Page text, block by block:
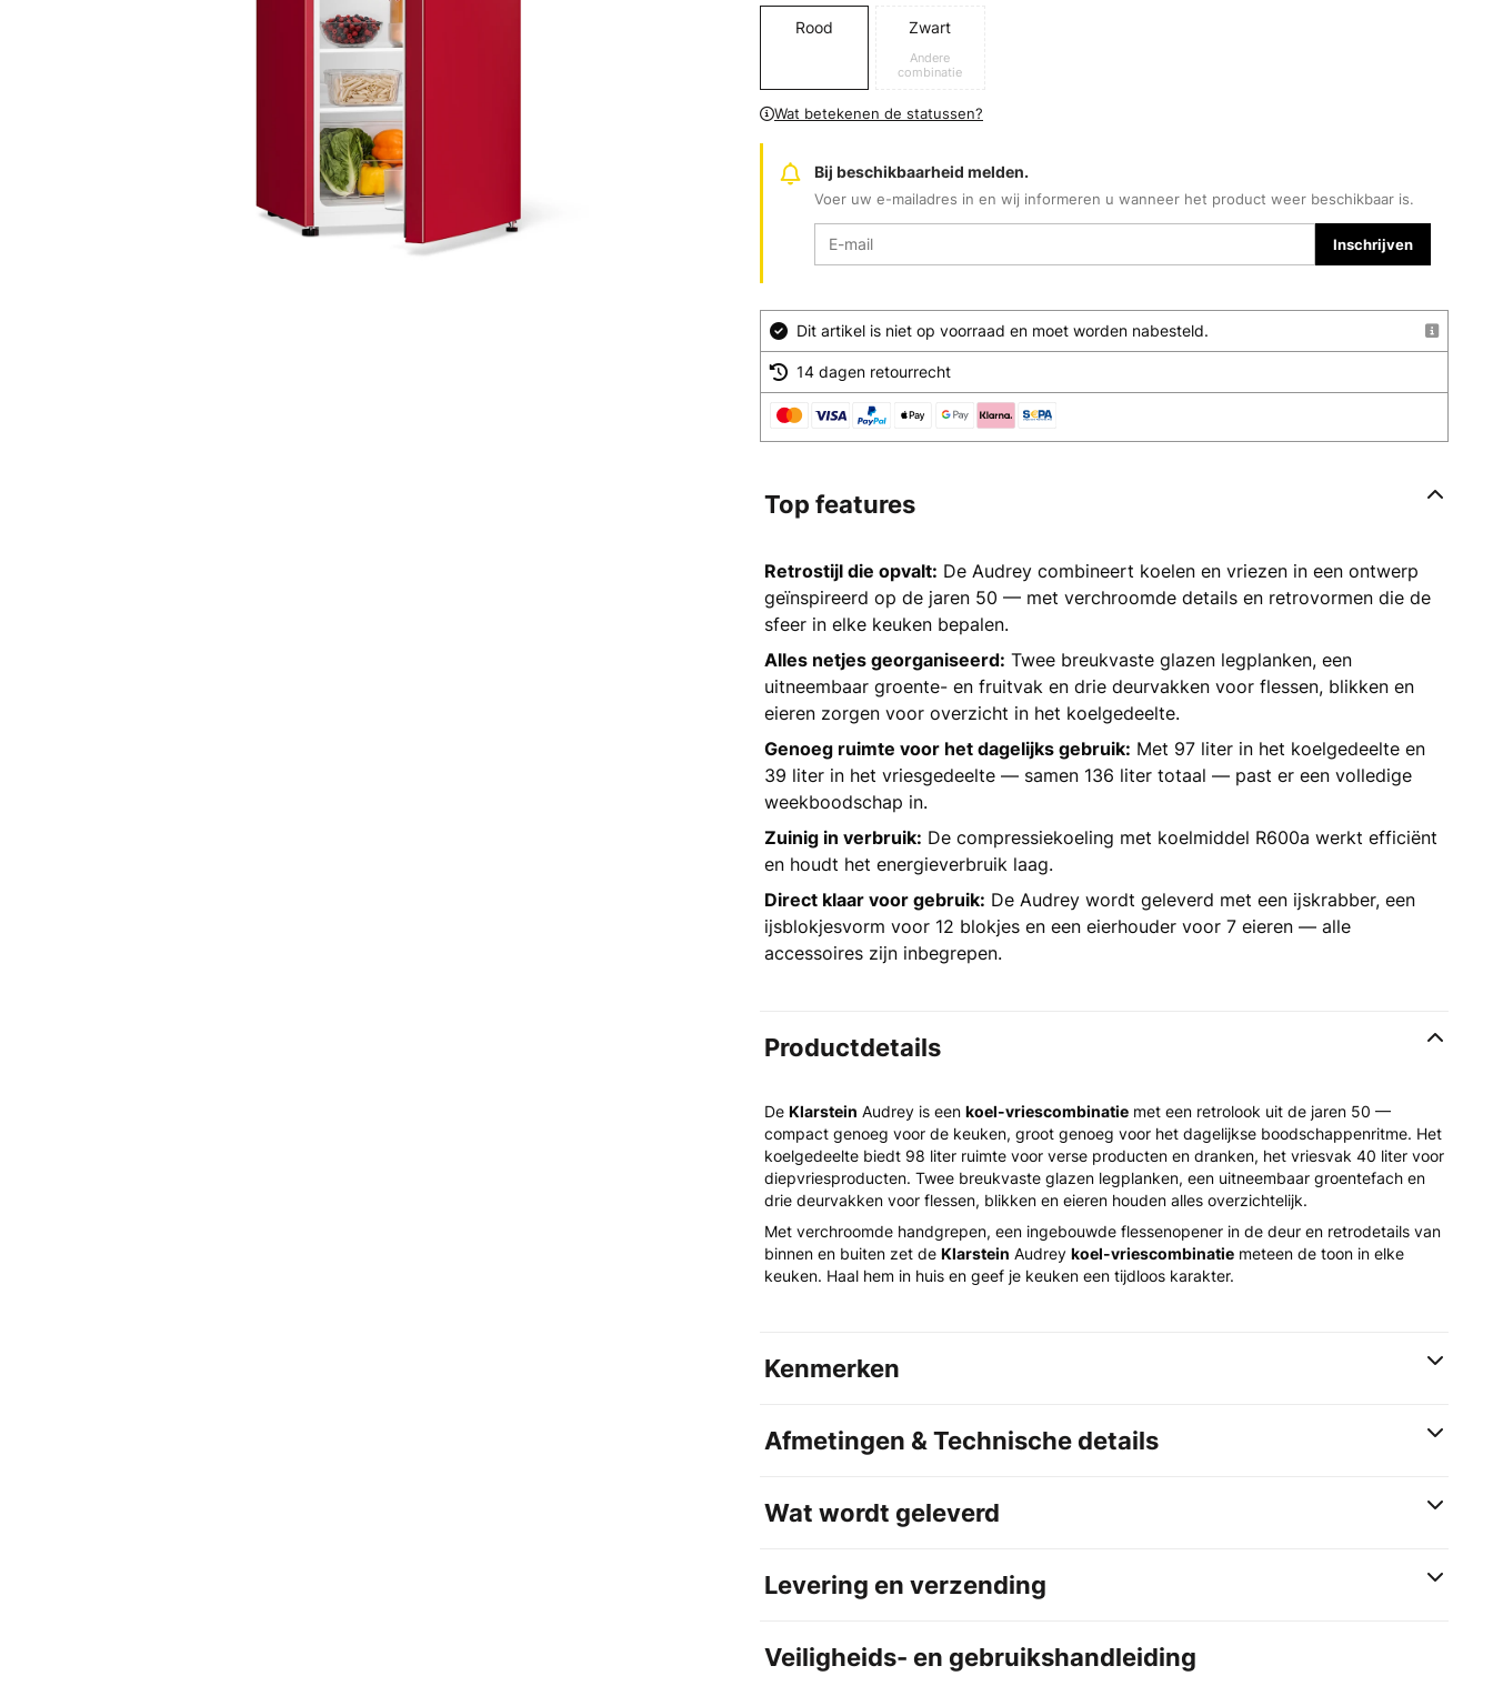
Rood Zwart
Andere
combinatie
Wat betekenen de statussen?
Bij beschikbaarheid melden.
Voer uw e-mailadres in en wij informeren u wanneer het product weer beschikbaar is.
Inschrijven
Dit artikel is niet op voorraad en moet worden nabesteld.
14 dagen retourrecht
Top features
Retrostijl die opvalt: De Audrey combineert koelen en vriezen in een ontwerp
geïnspireerd op de jaren 50 — met verchroomde details en retrovormen die de
sfeer in elke keuken bepalen.
Alles netjes georganiseerd: Twee breukvaste glazen legplanken, een
uitneembaar groente- en fruitvak en drie deurvakken voor flessen, blikken en
eieren zorgen voor overzicht in het koelgedeelte.
Genoeg ruimte voor het dagelijks gebruik: Met 97 liter in het koelgedeelte en
39 liter in het vriesgedeelte — samen 136 liter totaal — past er een volledige
weekboodschap in.
Zuinig in verbruik: De compressiekoeling met koelmiddel R600a werkt efficiënt
en houdt het energieverbruik laag.
Direct klaar voor gebruik: De Audrey wordt geleverd met een ijskrabber, een
ijsblokjesvorm voor 12 blokjes en een eierhouder voor 7 eieren — alle
accessoires zijn inbegrepen.
Productdetails
De Klarstein Audrey is een koel-vriescombinatie met een retrolook uit de jaren 50 —
compact genoeg voor de keuken, groot genoeg voor het dagelijkse boodschappenritme. Het
koelgedeelte biedt 98 liter ruimte voor verse producten en dranken, het vriesvak 40 liter voor
diepvriesproducten. Twee breukvaste glazen legplanken, een uitneembaar groentefach en
drie deurvakken voor flessen, blikken en eieren houden alles overzichtelijk.
Met verchroomde handgrepen, een ingebouwde flessenopener in de deur en retrodetails van
binnen en buiten zet de Klarstein Audrey koel-vriescombinatie meteen de toon in elke
keuken. Haal hem in huis en geef je keuken een tijdloos karakter.
Kenmerken
Afmetingen & Technische details
Wat wordt geleverd
Levering en verzending
Veiligheids- en gebruikshandleiding